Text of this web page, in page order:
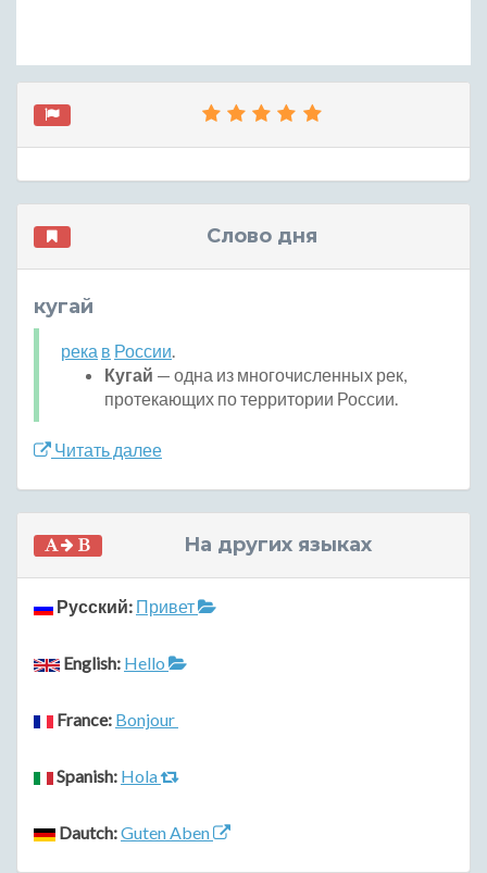
Слово дня
кугай
река в России.
Кугай — одна из многочисленных рек,
протекающих по территории России.
Читать далее
На других языках
Русский: Привет
English: Hello
France: Bonjour
Spanish: Hola
Dautch:Guten Aben